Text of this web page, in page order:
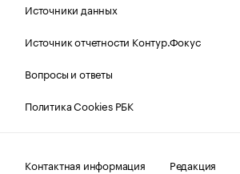
Источники данных
Источник отчетности Контур.Фокус
Вопросы и ответы
Политика Cookies РБК
Контактная информация
Редакция